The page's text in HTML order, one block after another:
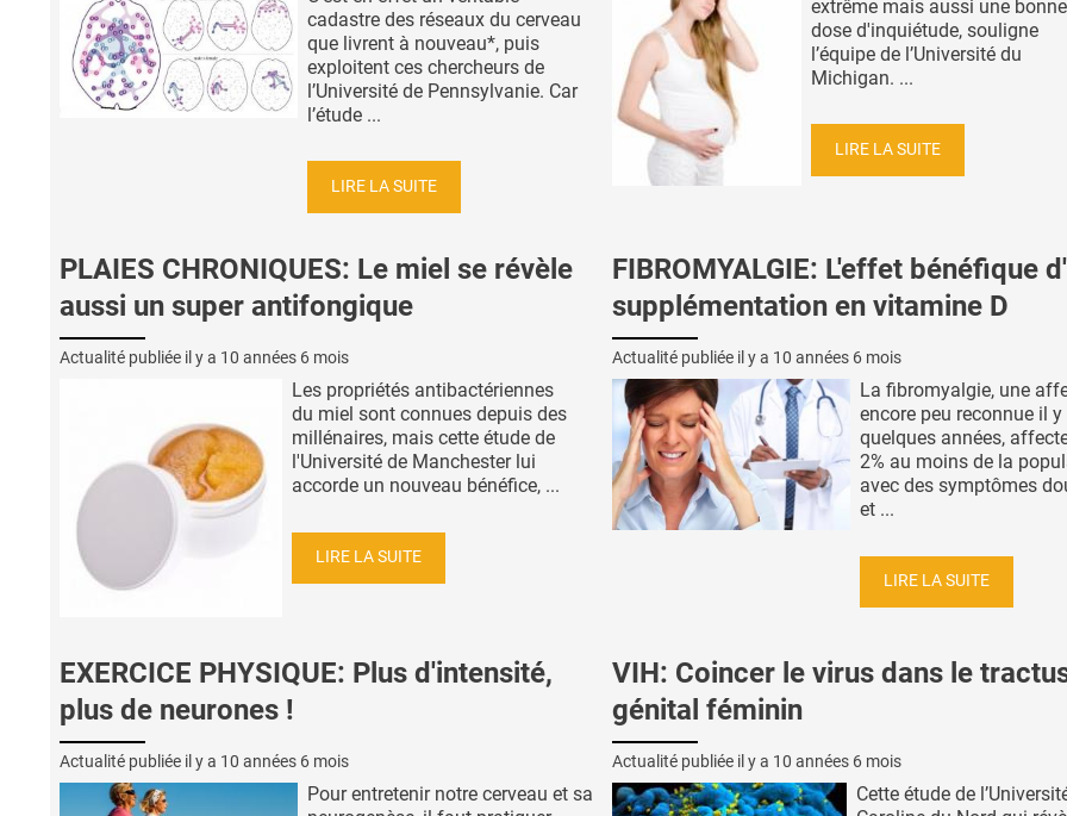
cadastre des réseaux du cerveau
que livrent à nouveau*, puis
exploitent ces chercheurs de
l’Université de Pennsylvanie. Car
l’étude ...
LIRE LA SUITE
extrême mais aussi une bonne
dose d'inquiétude, souligne
l’équipe de l’Université du
Michigan. ...
LIRE LA SUITE
PLAIES CHRONIQUES: Le miel se révèle
aussi un super antifongique
Actualité publiée il y a 10 années 6 mois
Les propriétés antibactériennes
du miel sont connues depuis des
millénaires, mais cette étude de
l'Université de Manchester lui
accorde un nouveau bénéfice, ...
LIRE LA SUITE
FIBROMYALGIE: L'effet bénéfique
supplémentation en vitamine D
Actualité publiée il y a 10 années 6 mois
La fibromyalgie, une
encore peu reconnue il y
quelques années,
2% au moins de la
avec des symptômes
et ...
LIRE LA SUITE
EXERCICE PHYSIQUE: Plus d'intensité,
plus de neurones !
Actualité publiée il y a 10 années 6 mois
Pour entretenir notre cerveau et sa
VIH: Coincer le virus dans le
génital féminin
Actualité publiée il y a 10 années 6 mois
Cette étude de